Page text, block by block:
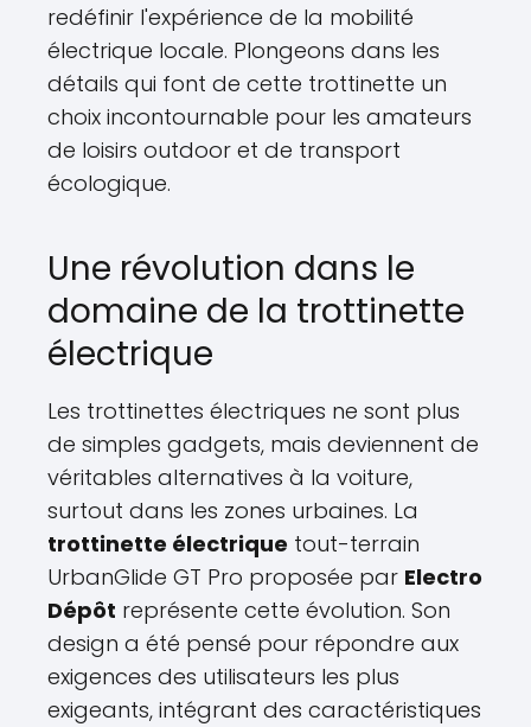
redéfinir l'expérience de la mobilité
électrique locale. Plongeons dans les
détails qui font de cette trottinette un
choix incontournable pour les amateurs
de loisirs outdoor et de transport
écologique.
Une révolution dans le
domaine de la trottinette
électrique
Les trottinettes électriques ne sont plus
de simples gadgets, mais deviennent de
véritables alternatives à la voiture,
surtout dans les zones urbaines. La
trottinette électrique tout-terrain
UrbanGlide GT Pro proposée par Electro
Dépôt représente cette évolution. Son
design a été pensé pour répondre aux
exigences des utilisateurs les plus
exigeants, intégrant des caractéristiques